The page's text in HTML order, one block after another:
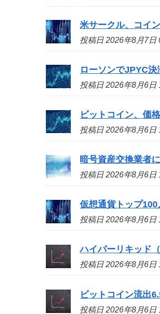
米サークル、コイ
投稿日 2026年8月7日
ローソンでJPYC
投稿日 2026年8月6日
ビットコイン、価
投稿日 2026年8月6日
暗号資産交換業者
投稿日 2026年8月6日
仮想通貨トップ
投稿日 2026年8月6日
ハイパーリキッド
投稿日 2026年8月6日
ビットコイン流出
投稿日 2026年8月6日